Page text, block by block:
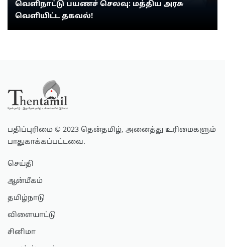
வெளிநாட்டு பயணச் செலவு: மத்திய அரசு
வெளியிட்ட தகவல்!
பதிப்புரிமை © 2023 தென்தமிழ், அனைத்து உரிமைகளும்
பாதுகாக்கப்பட்டவை.
செய்தி
ஆன்மீகம்
தமிழ்நாடு
விளையாட்டு
சினிமா